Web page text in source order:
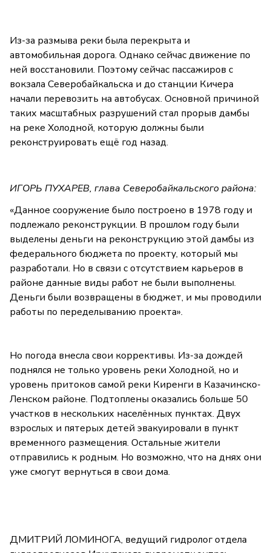
Из-за размыва реки была перекрыта и
автомобильная дорога. Однако сейчас движение по
ней восстановили. Поэтому сейчас пассажиров с
вокзала Северобайкальска и до станции Кичера
начали перевозить на автобусах. Основной причиной
таких масштабных разрушений стал прорыв дамбы
на реке Холодной, которую должны были
реконструировать ещё год назад.
ИГОРЬ ПУХАРЕВ, глава Северобайкальского района:
«Данное сооружение было построено в 1978 году и
подлежало реконструкции. В прошлом году были
выделены деньги на реконструкцию этой дамбы из
федерального бюджета по проекту, который мы
разработали. Но в связи с отсутствием карьеров в
районе данные виды работ не были выполнены.
Деньги были возвращены в бюджет, и мы проводили
работы по переделыванию проекта».
Но погода внесла свои коррективы. Из-за дождей
поднялся не только уровень реки Холодной, но и
уровень притоков самой реки Киренги в Казачинско-
Ленском районе. Подтоплены оказались больше 50
участков в нескольких населённых пунктах. Двух
взрослых и пятерых детей эвакуировали в пункт
временного размещения. Остальные жители
отправились к родным. Но возможно, что на днях они
уже смогут вернуться в свои дома.
ДМИТРИЙ ЛОМИНОГА, ведущий гидролог отдела